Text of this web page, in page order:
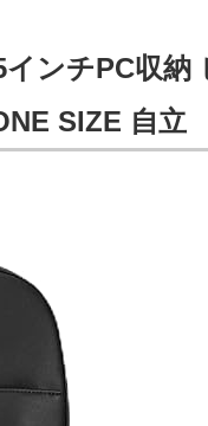
ンチPC収納
SIZE 自立